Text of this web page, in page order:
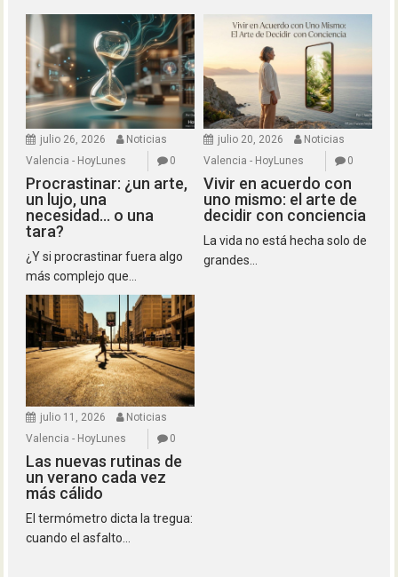
julio 26, 2026
Noticias
Valencia - HoyLunes
0
Procrastinar: ¿un arte,
un lujo, una
necesidad… o una
tara?
¿Y si procrastinar fuera algo
más complejo que...
julio 20, 2026
Noticias
Valencia - HoyLunes
0
Vivir en acuerdo con
uno mismo: el arte de
decidir con conciencia
La vida no está hecha solo de
grandes...
julio 11, 2026
Noticias
Valencia - HoyLunes
0
Las nuevas rutinas de
un verano cada vez
más cálido
El termómetro dicta la tregua:
cuando el asfalto...